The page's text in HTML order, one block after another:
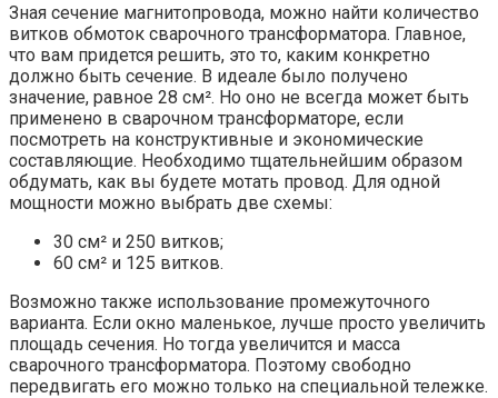
Зная сечение магнитопровода, можно найти количество
витков обмоток сварочного трансформатора. Главное,
что вам придется решить, это то, каким конкретно
должно быть сечение. В идеале было получено
значение, равное 28 см². Но оно не всегда может быть
применено в сварочном трансформаторе, если
посмотреть на конструктивные и экономические
составляющие. Необходимо тщательнейшим образом
обдумать, как вы будете мотать провод. Для одной
мощности можно выбрать две схемы:
30 см² и 250 витков;
60 см² и 125 витков.
Возможно также использование промежуточного
варианта. Если окно маленькое, лучше просто увеличить
площадь сечения. Но тогда увеличится и масса
сварочного трансформатора. Поэтому свободно
передвигать его можно только на специальной тележке.